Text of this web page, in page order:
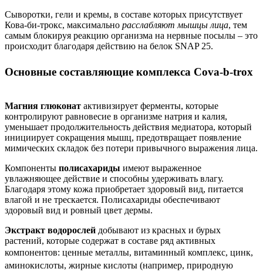
Сыворотки, гели и кремы, в составе которых присутствует
Кова-би-трокс, максимально расслабляют мышцы лица, тем
самым блокируя реакцию организма на нервные посылы – это
происходит благодаря действию на белок SNAP 25.
Основные составляющие комплекса Cova-b-trox
Магния глюконат активизирует ферменты, которые
контролируют равновесие в организме натрия и калия,
уменьшает продолжительность действия медиатора, который
инициирует сокращения мышц, предотвращает появление
мимических складок без потери привычного выражения лица.
Компоненты полисахариды имеют выраженное
увлажняющее действие и способны удерживать влагу.
Благодаря этому кожа приобретает здоровый вид, питается
влагой и не трескается. Полисахариды обеспечивают
здоровый вид и ровный цвет дермы.
Экстракт водорослей добывают из красных и бурых
растений, которые содержат в составе ряд активных
компонентов: ценные металлы, витаминный комплекс, цинк,
аминокислоты, жирные кислоты (например, природную